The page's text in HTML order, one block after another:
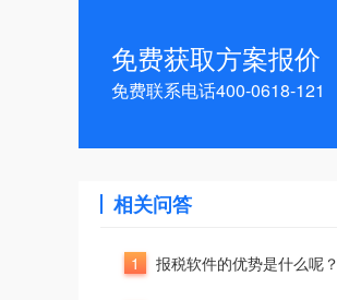
免费获取方案报价
免费联系电话400-0618-121
相关问答
1 报税软件的优势是什么呢？